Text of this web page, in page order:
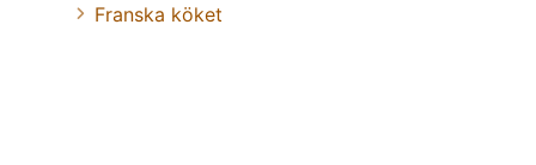
Franska köket